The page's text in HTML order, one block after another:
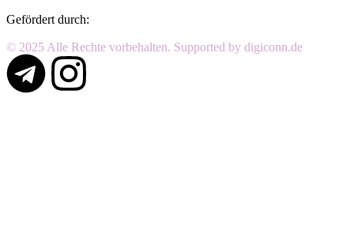
Gefördert durch:
© 2025 Alle Rechte vorbehalten. Supported by digiconn.de